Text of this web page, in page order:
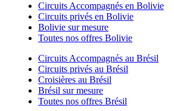
Circuits Accompagnés en Bolivie
Circuits privés en Bolivie
Bolivie sur mesure
Toutes nos offres Bolivie
Circuits Accompagnés au Brésil
Circuits privés au Brésil
Croisières au Brésil
Brésil sur mesure
Toutes nos offres Brésil